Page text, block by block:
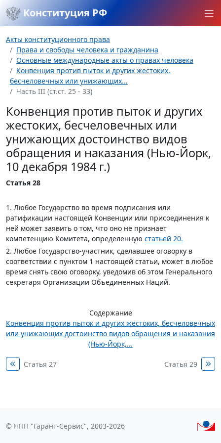
Конституция РФ
Акты конституционного права
Права и свободы человека и гражданина
Основные международные акты о правах человека
Конвенция против пыток и других жестоких,
бесчеловечных или унижающих...
Часть III (ст.ст. 25 - 33)
Конвенция против пыток и других
жестоких, бесчеловечных или
унижающих достоинство видов
обращения и наказания (Нью-Йорк,
10 декабря 1984 г.)
Статья 28
1. Любое Государство во время подписания или
ратификации настоящей Конвенции или присоединения к
ней может заявить о том, что оно не признает
компетенцию Комитета, определенную статьей 20.
2. Любое Государство-участник, сделавшее оговорку в
соответствии с пунктом 1 настоящей статьи, может в любое
время снять свою оговорку, уведомив об этом Генерального
секретаря Организации Объединенных Наций.
Содержание
Конвенция против пыток и других жестоких, бесчеловечных
или унижающих достоинство видов обращения и наказания
(Нью-Йорк,...
Статья 27 Статья 29
© НПП "Гарант-Сервис", 2003-2026